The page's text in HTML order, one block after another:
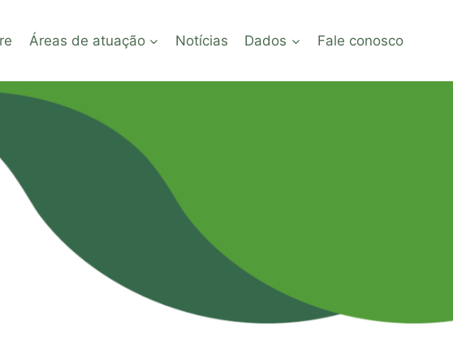
Áreas de atuação Notícias Dados Fale conosco